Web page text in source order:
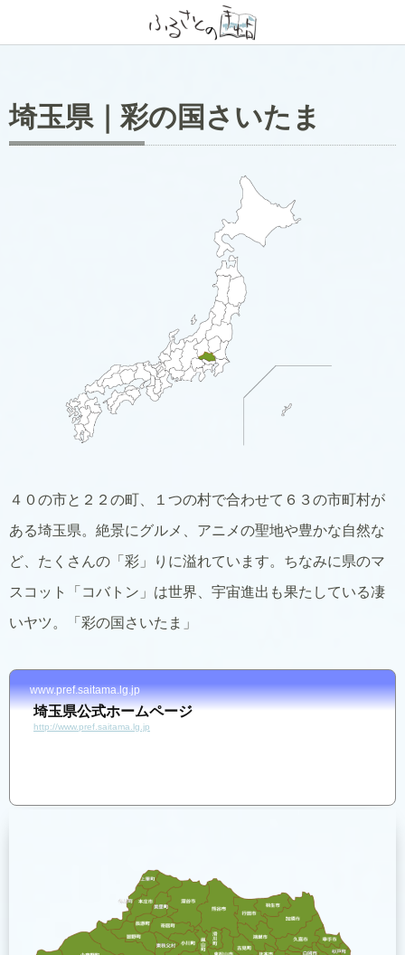
埼玉県｜彩の国さいたま
４０の市と２２の町、１つの村で合わせて６３の市町村が
ある埼玉県。絶景にグルメ、アニメの聖地や豊かな自然な
ど、たくさんの「彩」りに溢れています。ちなみに県のマ
スコット「コバトン」は世界、宇宙進出も果たしている凄
いヤツ。「彩の国さいたま」
www.pref.saitama.lg.jp
埼玉県公式ホームページ
http://www.pref.saitama.lg.jp